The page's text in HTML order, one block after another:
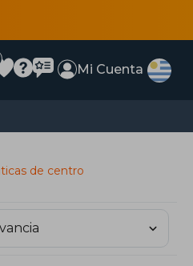
Mi Cuenta
de centro